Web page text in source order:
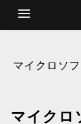
マイクロソ
マイクロ